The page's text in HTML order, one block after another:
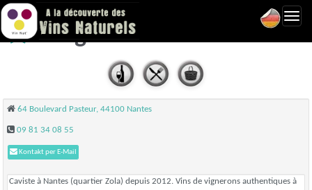
Rouge Bouteille - Nantes
64 Boulevard Pasteur, 44100 Nantes
09 81 34 08 55
Kontakt per E-Mail
Caviste à Nantes (quartier Zola) depuis 2012. Vins de vignerons authentiques à